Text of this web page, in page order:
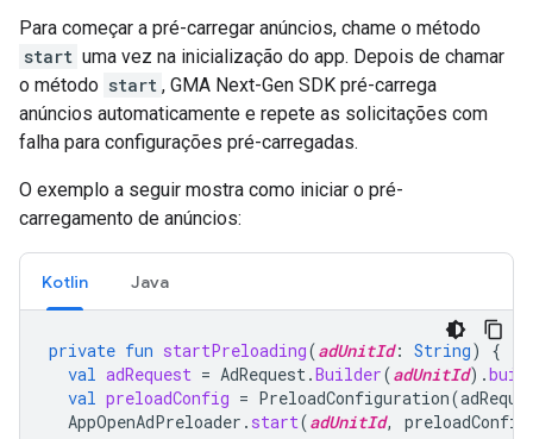
Para começar a pré-carregar anúncios, chame o método
start uma vez na inicialização do app. Depois de chamar
o método start , GMA Next-Gen SDK pré-carrega
anúncios automaticamente e repete as solicitações com
falha para configurações pré-carregadas.
O exemplo a seguir mostra como iniciar o pré-
carregamento de anúncios:
Kotlin Java
private fun startPreloading(adUnitId: String)
{
val adRequest = AdRequest.Builder(adUnitId).
val preloadConfig = PreloadConfiguration(
AppOpenAdPreloader . start(adUnitId, preloadConfig